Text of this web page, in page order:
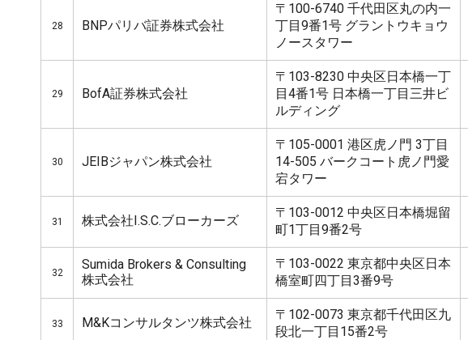
28 BNPパリバ証券株式会社
〒100-6740 千代田区丸の内一
丁目9番1号 グラントウキョウ
ノースタワー
29 BofA証券株式会社
〒103-8230 中央区日本橋一丁
目4番1号 日本橋一丁目三井ビ
ルディング
30 JEIBジャパン株式会社
〒105-0001 港区虎ノ門 3丁目
14-505 バークコート虎ノ門愛
宕タワー
31 株式会社I.S.C.ブローカーズ
〒103-0012 中央区日本橋堀留
町1丁目9番2号
32
Sumida Brokers & Consulting
株式会社
〒103-0022 東京都中央区日本
橋室町四丁目3番9号
33 M&Kコンサルタンツ株式会社
〒102-0073 東京都千代田区九
段北一丁目15番2号